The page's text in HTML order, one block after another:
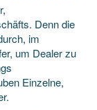
Denn die
im
um Dealer zu
Einzelne,